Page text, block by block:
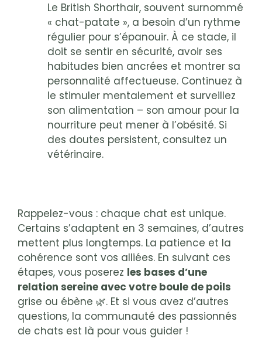
Le British Shorthair, souvent surnommé
« chat-patate », a besoin d’un rythme
régulier pour s’épanouir. À ce stade, il
doit se sentir en sécurité, avoir ses
habitudes bien ancrées et montrer sa
personnalité affectueuse. Continuez à
le stimuler mentalement et surveillez
son alimentation – son amour pour la
nourriture peut mener à l’obésité. Si
des doutes persistent, consultez un
vétérinaire.
Rappelez-vous : chaque chat est unique.
Certains s’adaptent en 3 semaines, d’autres
mettent plus longtemps. La patience et la
cohérence sont vos alliées. En suivant ces
étapes, vous poserez les bases d’une
relation sereine avec votre boule de poils
grise ou ébène 🌿. Et si vous avez d’autres
questions, la communauté des passionnés
de chats est là pour vous guider !